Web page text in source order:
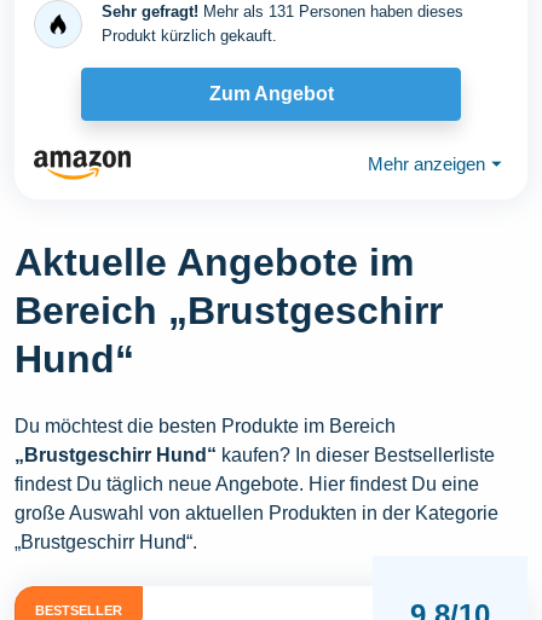
Sehr gefragt! Mehr als 131 Personen haben dieses
Produkt kürzlich gekauft.
Zum Angebot
Mehr anzeigen ⏷
Aktuelle Angebote im
Bereich „Brustgeschirr
Hund“
Du möchtest die besten Produkte im Bereich
„Brustgeschirr Hund“ kaufen? In dieser Bestsellerliste
findest Du täglich neue Angebote. Hier findest Du eine
große Auswahl von aktuellen Produkten in der Kategorie
„Brustgeschirr Hund“.
BESTSELLER